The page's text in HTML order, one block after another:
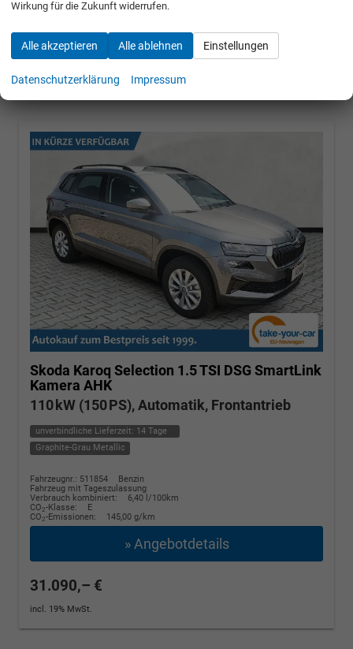
30.684,– €
incl. 19% MwSt.
UVP:40.740,– €
Skoda Karoq Selection 1.5 TSI DSG SmartLink
Kamera AHK
110 kW (150 PS), Automatik, Frontantrieb
unverbindliche Lieferzeit: 14 Tage
Graphite-Grau Metallic
Fahrzeugnr.: 511854
Benzin
Fahrzeug mit Tageszulassung
Verbrauch kombiniert:
6,40 l/100km
CO2-Klasse:
E
CO2-Emissionen: 145,00 g/km
» Angebotdetails
31.090,– €
incl. 19% MwSt.
Wirkung für die Zukunft widerrufen.
Alle akzeptieren Alle ablehnen Einstellungen
Datenschutzerklärung Impressum